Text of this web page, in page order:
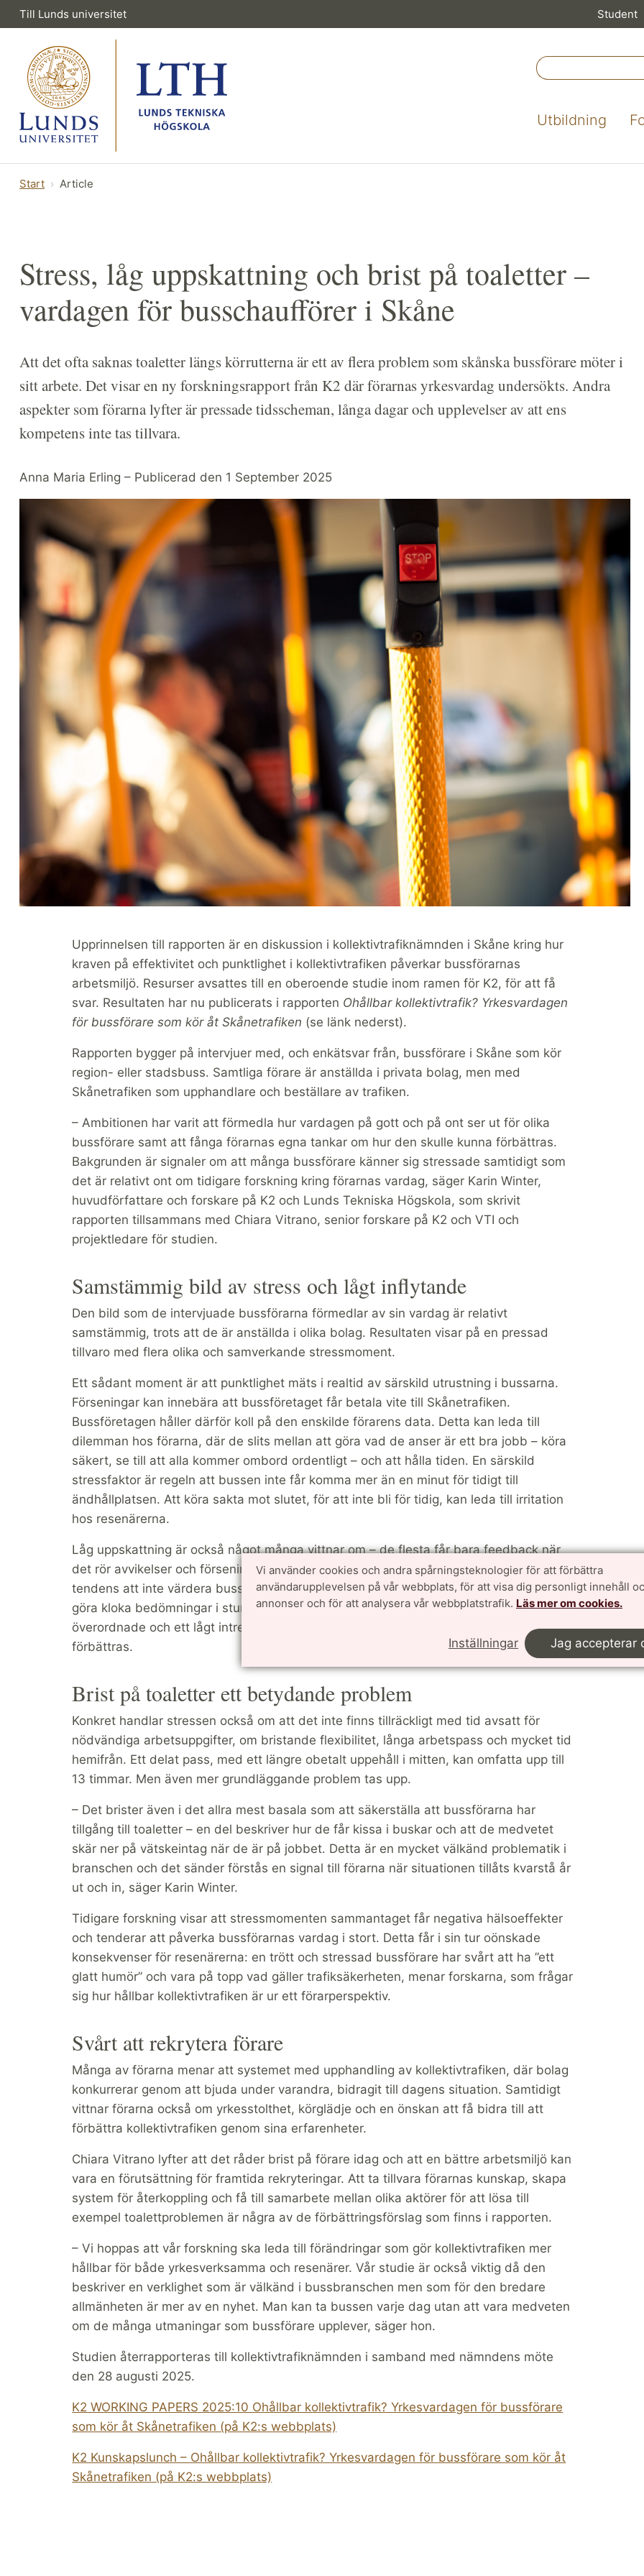
Vi använder cookies och andra spårningsteknologier för att förbättra
användarupplevelsen på vår webbplats, för att visa dig personligt innehåll
annonser och för att analysera vår webbplatstrafik. Läs mer om cookies.
Inställningar Jag accepterar
Till Lunds universitet Student
Utbildning
Start Article
Stress, låg uppskattning och brist på toaletter –
vardagen för busschaufförer i Skåne
Att det ofta saknas toaletter längs körrutterna är ett av flera problem som skånska bussförare möter i
sitt arbete. Det visar en ny forskningsrapport från K2 där förarnas yrkesvardag undersökts. Andra
aspekter som förarna lyfter är pressade tidsscheman, långa dagar och upplevelser av att ens
kompetens inte tas tillvara.
Anna Maria Erling – Publicerad den 1 September 2025
Upprinnelsen till rapporten är en diskussion i kollektivtrafiknämnden i Skåne kring hur
kraven på effektivitet och punktlighet i kollektivtrafiken påverkar bussförarnas
arbetsmiljö. Resurser avsattes till en oberoende studie inom ramen för K2, för att få
svar. Resultaten har nu publicerats i rapporten Ohållbar kollektivtrafik? Yrkesvardagen
för bussförare som kör åt Skånetrafiken (se länk nederst).
Rapporten bygger på intervjuer med, och enkätsvar från, bussförare i Skåne som kör
region- eller stadsbuss. Samtliga förare är anställda i privata bolag, men med
Skånetrafiken som upphandlare och beställare av trafiken.
– Ambitionen har varit att förmedla hur vardagen på gott och på ont ser ut för olika
bussförare samt att fånga förarnas egna tankar om hur den skulle kunna förbättras.
Bakgrunden är signaler om att många bussförare känner sig stressade samtidigt som
det är relativt ont om tidigare forskning kring förarnas vardag, säger Karin Winter,
huvudförfattare och forskare på K2 och Lunds Tekniska Högskola, som skrivit
rapporten tillsammans med Chiara Vitrano, senior forskare på K2 och VTI och
projektledare för studien.
Samstämmig bild av stress och lågt inflytande
Den bild som de intervjuade bussförarna förmedlar av sin vardag är relativt
samstämmig, trots att de är anställda i olika bolag. Resultaten visar på en pressad
tillvaro med flera olika och samverkande stressmoment.
Ett sådant moment är att punktlighet mäts i realtid av särskild utrustning i bussarna.
Förseningar kan innebära att bussföretaget får betala vite till Skånetrafiken.
Bussföretagen håller därför koll på den enskilde förarens data. Detta kan leda till
dilemman hos förarna, där de slits mellan att göra vad de anser är ett bra jobb – köra
säkert, se till att alla kommer ombord ordentligt – och att hålla tiden. En särskild
stressfaktor är regeln att bussen inte får komma mer än en minut för tidigt till
ändhållplatsen. Att köra sakta mot slutet, för att inte bli för tidig, kan leda till irritation
hos resenärerna.
Låg uppskattning är också något många vittnar om – de flesta får bara feedback när
det rör avvikelser och förseningar, och inte när de gjort ett bra jobb. Det finns även en
tendens att inte värdera bussförarnas yrkeskompetens och lita på deras förmåga att
göra kloka bedömningar i stunden. Många berättar också om gles kontakt med
överordnade och ett lågt intresse för förarnas arbetssituation och hur den kan
förbättras.
Brist på toaletter ett betydande problem
Konkret handlar stressen också om att det inte finns tillräckligt med tid avsatt för
nödvändiga arbetsuppgifter, om bristande flexibilitet, långa arbetspass och mycket tid
hemifrån. Ett delat pass, med ett längre obetalt uppehåll i mitten, kan omfatta upp till
13 timmar. Men även mer grundläggande problem tas upp.
– Det brister även i det allra mest basala som att säkerställa att bussförarna har
tillgång till toaletter – en del beskriver hur de får kissa i buskar och att de medvetet
skär ner på vätskeintag när de är på jobbet. Detta är en mycket välkänd problematik i
branschen och det sänder förstås en signal till förarna när situationen tillåts kvarstå år
ut och in, säger Karin Winter.
Tidigare forskning visar att stressmomenten sammantaget får negativa hälsoeffekter
och tenderar att påverka bussförarnas vardag i stort. Detta får i sin tur oönskade
konsekvenser för resenärerna: en trött och stressad bussförare har svårt att ha ”ett
glatt humör” och vara på topp vad gäller trafiksäkerheten, menar forskarna, som frågar
sig hur hållbar kollektivtrafiken är ur ett förarperspektiv.
Svårt att rekrytera förare
Många av förarna menar att systemet med upphandling av kollektivtrafiken, där bolag
konkurrerar genom att bjuda under varandra, bidragit till dagens situation. Samtidigt
vittnar förarna också om yrkesstolthet, körglädje och en önskan att få bidra till att
förbättra kollektivtrafiken genom sina erfarenheter.
Chiara Vitrano lyfter att det råder brist på förare idag och att en bättre arbetsmiljö kan
vara en förutsättning för framtida rekryteringar. Att ta tillvara förarnas kunskap, skapa
system för återkoppling och få till samarbete mellan olika aktörer för att lösa till
exempel toalettproblemen är några av de förbättringsförslag som finns i rapporten.
– Vi hoppas att vår forskning ska leda till förändringar som gör kollektivtrafiken mer
hållbar för både yrkesverksamma och resenärer. Vår studie är också viktig då den
beskriver en verklighet som är välkänd i bussbranschen men som för den bredare
allmänheten är mer av en nyhet. Man kan ta bussen varje dag utan att vara medveten
om de många utmaningar som bussförare upplever, säger hon.
Studien återrapporteras till kollektivtrafiknämnden i samband med nämndens möte
den 28 augusti 2025.
K2 WORKING PAPERS 2025:10 Ohållbar kollektivtrafik? Yrkesvardagen för bussförare
som kör åt Skånetrafiken (på K2:s webbplats)
K2 Kunskapslunch – Ohållbar kollektivtrafik? Yrkesvardagen för bussförare som kör åt
Skånetrafiken (på K2:s webbplats)